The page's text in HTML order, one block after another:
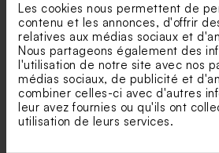
Les cookies nous permettent de
contenu et les annonces, d'offrir
relatives aux médias sociaux et
Nous partageons également des
l'utilisation de notre site avec nos
médias sociaux, de publicité et
combiner celles-ci avec d'autres
leur avez fournies ou qu'ils ont
utilisation de leurs services.
monde attend cette arrivée avec
lefaire partde naissance, nombreux
votre petit bout avec des jouets, des
objets de naissance. Afin que cet
mémoires de chacun, nous avons créé
naissance personnalisé. Cela vous
remercier à votre tour !
Le concept est simple : vous choisissez